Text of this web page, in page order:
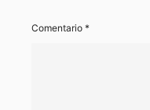
Comentario *